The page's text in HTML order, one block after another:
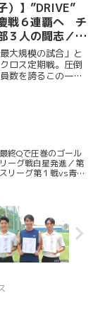
ンに掲げ、早慶戦
...
）】”DRIVE”
戦６連覇へ チ
３人の闘志／早
嶋千穂×松岡
将・副将・主
大規模の試合」と
ロス定期戦。圧倒
数を誇るこの一戦
終Qで圧巻のゴール
ーグ戦白星発進／第
リーグ第１戦vs青学